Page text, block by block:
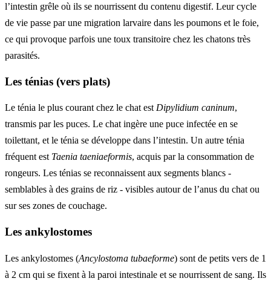
l’intestin grêle où ils se nourrissent du contenu digestif. Leur cycle
de vie passe par une migration larvaire dans les poumons et le foie,
ce qui provoque parfois une toux transitoire chez les chatons très
parasités.
Les ténias (vers plats)
Le ténia le plus courant chez le chat est Dipylidium caninum,
transmis par les puces. Le chat ingère une puce infectée en se
toilettant, et le ténia se développe dans l’intestin. Un autre ténia
fréquent est Taenia taeniaeformis, acquis par la consommation de
rongeurs. Les ténias se reconnaissent aux segments blancs -
semblables à des grains de riz - visibles autour de l’anus du chat ou
sur ses zones de couchage.
Les ankylostomes
Les ankylostomes (Ancylostoma tubaeforme) sont de petits vers de 1
à 2 cm qui se fixent à la paroi intestinale et se nourrissent de sang. Ils